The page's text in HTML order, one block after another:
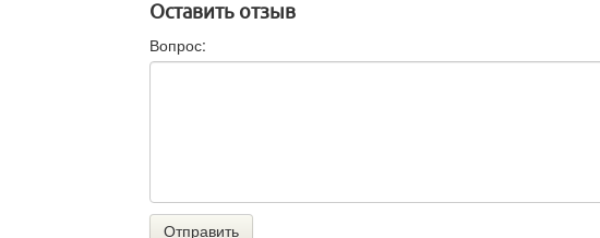
Оставить отзыв
Вопрос:
Отправить